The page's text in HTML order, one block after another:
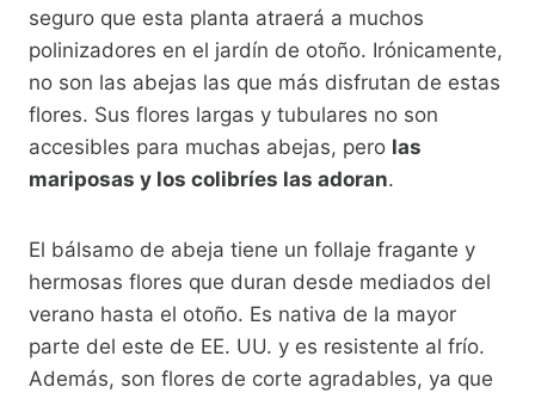
seguro que esta planta atraerá a muchos
polinizadores en el jardín de otoño. Irónicamente,
no son las abejas las que más disfrutan de estas
flores. Sus flores largas y tubulares no son
accesibles para muchas abejas, pero las
mariposas y los colibríes las adoran.
El bálsamo de abeja tiene un follaje fragante y
hermosas flores que duran desde mediados del
verano hasta el otoño. Es nativa de la mayor
parte del este de EE. UU. y es resistente al frío.
Además, son flores de corte agradables, ya que